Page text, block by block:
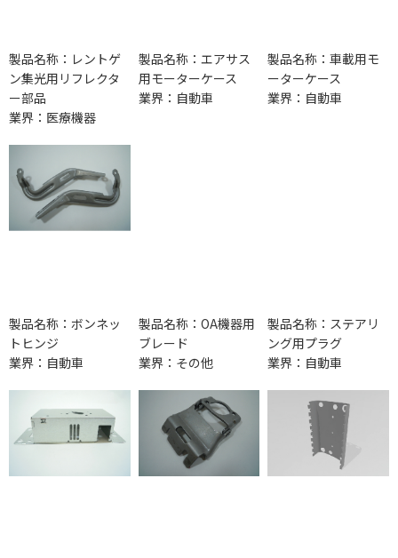
製品名称：レントゲ
ン集光用リフレクタ
ー部品
業界：医療機器
製品名称：エアサス
用モーターケース
業界：自動車
製品名称：車載用モ
ーターケース
業界：自動車
製品名称：ボンネッ
トヒンジ
業界：自動車
製品名称：OA機器用
ブレード
業界：その他
製品名称：ステアリ
ング用プラグ
業界：自動車